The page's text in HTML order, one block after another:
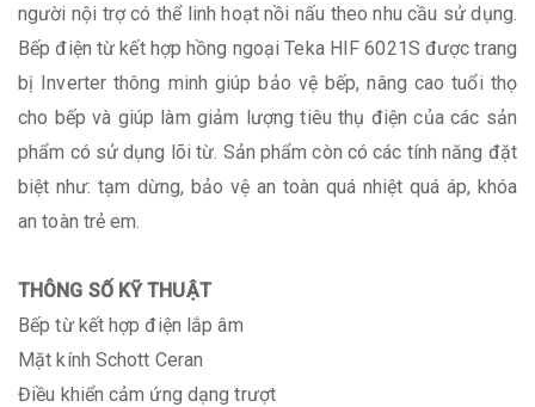
người nội trợ có thể linh hoạt nồi nấu theo nhu cầu sử dụng.
Bếp điện từ kết hợp hồng ngoại Teka HIF 6021S được trang
bị Inverter thông minh giúp bảo vệ bếp, nâng cao tuổi thọ
cho bếp và giúp làm giảm lượng tiêu thụ điện của các sản
phẩm có sử dụng lõi từ. Sản phẩm còn có các tính năng đặt
biệt như: tạm dừng, bảo vệ an toàn quá nhiệt quá áp, khóa
an toàn trẻ em.
THÔNG SỐ KỸ THUẬT
Bếp từ kết hợp điện lắp âm
Mặt kính Schott Ceran
Điều khiển cảm ứng dạng trượt